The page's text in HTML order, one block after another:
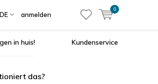
DE anmelden
0
in huis! Kundenservice
das?